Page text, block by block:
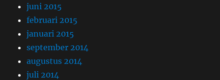
juni 2015
februari 2015
januari 2015
september 2014
augustus 2014
juli 2014